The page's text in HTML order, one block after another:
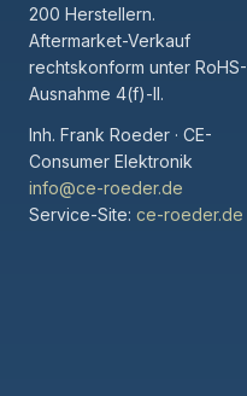
200 Herstellern.
Aftermarket-Verkauf
rechtskonform unter RoHS-
Ausnahme 4(f)-II.
Inh. Frank Roeder · CE-
Consumer Elektronik
info@ce-roeder.de
Service-Site: ce-roeder.de